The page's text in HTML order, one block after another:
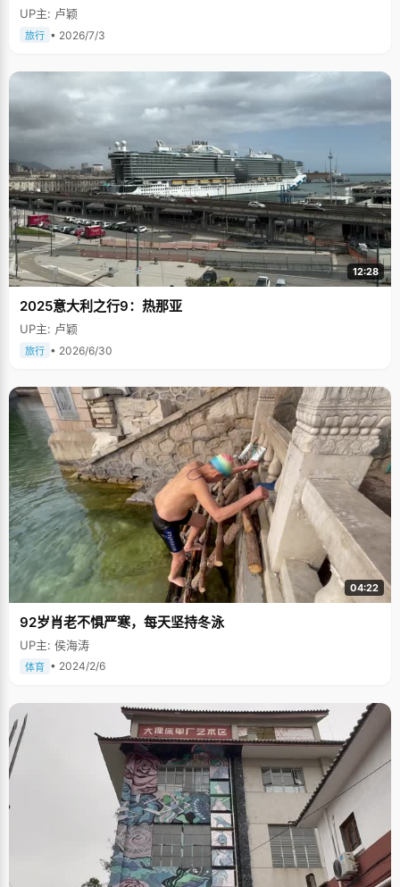
UP主: 卢颖
旅行 • 2026/7/3
12:28
2025意大利之行9：热那亚
UP主: 卢颖
旅行 • 2026/6/30
04:22
92岁肖老不惧严寒，每天坚持冬泳
UP主: 侯海涛
体育 • 2024/2/6